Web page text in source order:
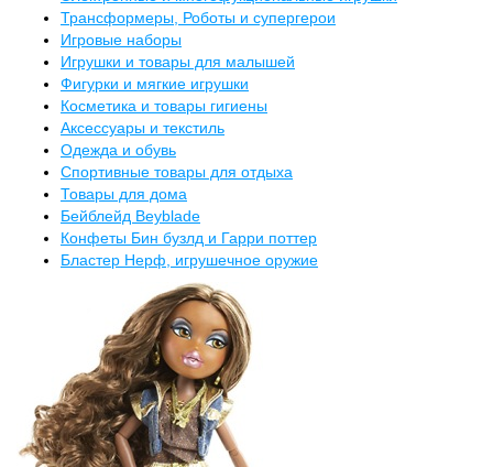
Трансформеры, Роботы и супергерои
Игровые наборы
Игрушки и товары для малышей
Фигурки и мягкие игрушки
Косметика и товары гигиены
Аксессуары и текстиль
Одежда и обувь
Спортивные товары для отдыха
Товары для дома
Бейблейд Beyblade
Конфеты Бин бузлд и Гарри поттер
Бластер Нерф, игрушечное оружие